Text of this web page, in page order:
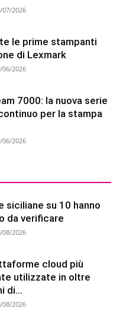
07/2026
le prime stampanti
di Lexmark
06/2026
7000: la nuova serie
per la stampa
06/2026
siciliane su 10 hanno
da verificare
08/2026
cloud più
utilizzate in oltre
di...
08/2026